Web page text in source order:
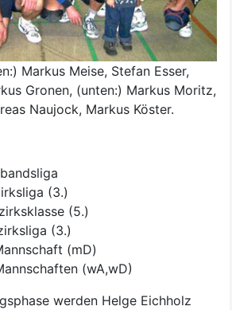
Markus Meise, Stefan Esser,
Gronen, (unten:) Markus Moritz,
Naujock, Markus Köster.
(3.)
(5.)
(3.)
(mD)
(wA,wD)
werden Helge Eichholz